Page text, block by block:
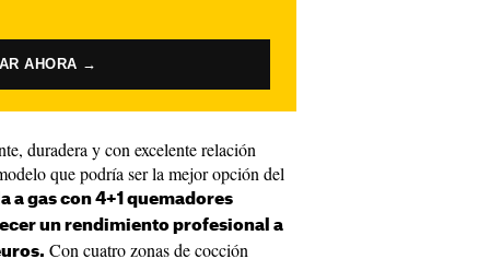
AHORA →
duradera y con excelente relación
que podría ser la mejor opción del
a gas con 4+1 quemadores
un rendimiento profesional a
Con cuatro zonas de cocción